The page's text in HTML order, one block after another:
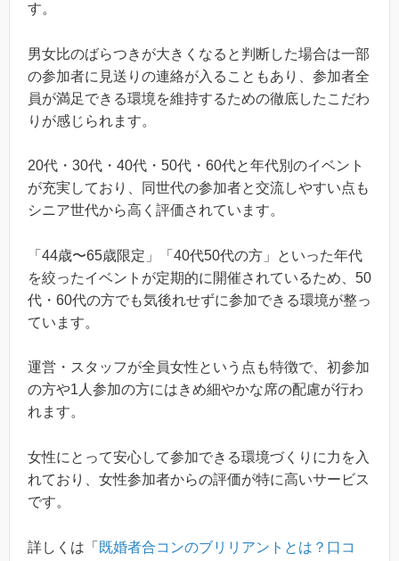
す。
男女比のばらつきが大きくなると判断した場合は一部
の参加者に見送りの連絡が入ることもあり、参加者全
員が満足できる環境を維持するための徹底したこだわ
りが感じられます。
20代・30代・40代・50代・60代と年代別のイベント
が充実しており、同世代の参加者と交流しやすい点も
シニア世代から高く評価されています。
「44歳〜65歳限定」「40代50代の方」といった年代
を絞ったイベントが定期的に開催されているため、50
代・60代の方でも気後れせずに参加できる環境が整っ
ています。
運営・スタッフが全員女性という点も特徴で、初参加
の方や1人参加の方にはきめ細やかな席の配慮が行わ
れます。
女性にとって安心して参加できる環境づくりに力を入
れており、女性参加者からの評価が特に高いサービス
です。
詳しくは「 既婚者合コンのブリリアントとは？口コ